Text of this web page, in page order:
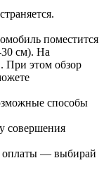
поместится
30 см). На
При этом обзор
способы
совершения
оплаты — выбирай